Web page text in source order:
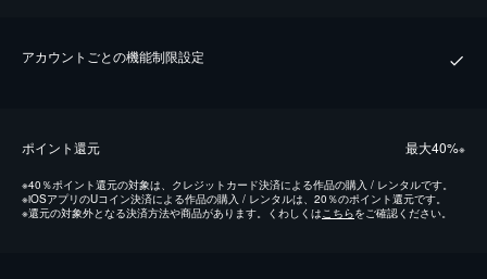
アカウントごとの機能制限設定
ポイント還元 最⼤40%※
※40％ポイント還元の対象は、クレジットカード決済による作品の購入 / レンタルです。
※iOSアプリのUコイン決済による作品の購入 / レンタルは、20％のポイント還元です。
※還元の対象外となる決済方法や商品があります。くわしくはこちらをご確認ください。